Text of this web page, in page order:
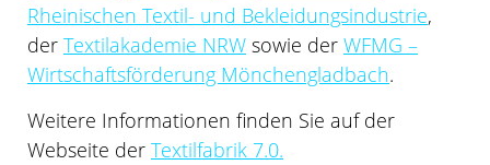
Rheinischen Textil- und Bekleidungsindustrie,
der Textilakademie NRW sowie der WFMG –
Wirtschaftsförderung Mönchengladbach.
Weitere Informationen finden Sie auf der
Webseite der Textilfabrik 7.0.